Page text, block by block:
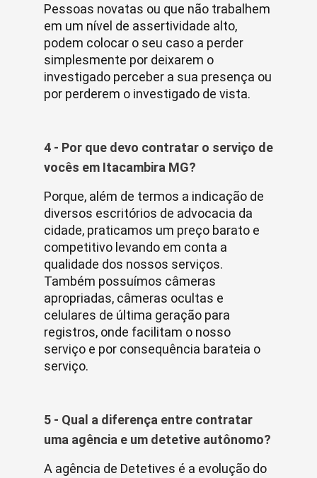
Pessoas novatas ou que não trabalhem
em um nível de assertividade alto,
podem colocar o seu caso a perder
simplesmente por deixarem o
investigado perceber a sua presença ou
por perderem o investigado de vista.
4 - Por que devo contratar o serviço de
vocês em Itacambira MG?
Porque, além de termos a indicação de
diversos escritórios de advocacia da
cidade, praticamos um preço barato e
competitivo levando em conta a
qualidade dos nossos serviços.
Também possuímos câmeras
apropriadas, câmeras ocultas e
celulares de última geração para
registros, onde facilitam o nosso
serviço e por consequência barateia o
serviço.
5 - Qual a diferença entre contratar
uma agência e um detetive autônomo?
A agência de Detetives é a evolução do